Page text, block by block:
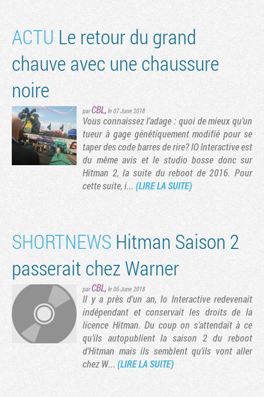
ACTU Le retour du grand
chauve avec une chaussure
noire
parCBL, le 07 June 2018
Vous connaissez l'adage : quoi de mieux qu'un
tueur à gage génétiquement modifié pour se
taper des code barres de rire? IO Interactive est
du même avis et le studio bosse donc sur
Hitman 2, la suite du reboot de 2016. Pour
cette suite, i... (LIRE LA SUITE)
SHORTNEWS Hitman Saison 2
passerait chez Warner
parCBL, le 05 June 2018
Il y a près d'un an, Io Interactive redevenait
indépendant et conservait les droits de la
licence Hitman. Du coup on s'attendait à ce
qu'ils autopublient la saison 2 du reboot
d'Hitman mais ils semblent qu'ils vont aller
chez W... (LIRE LA SUITE)